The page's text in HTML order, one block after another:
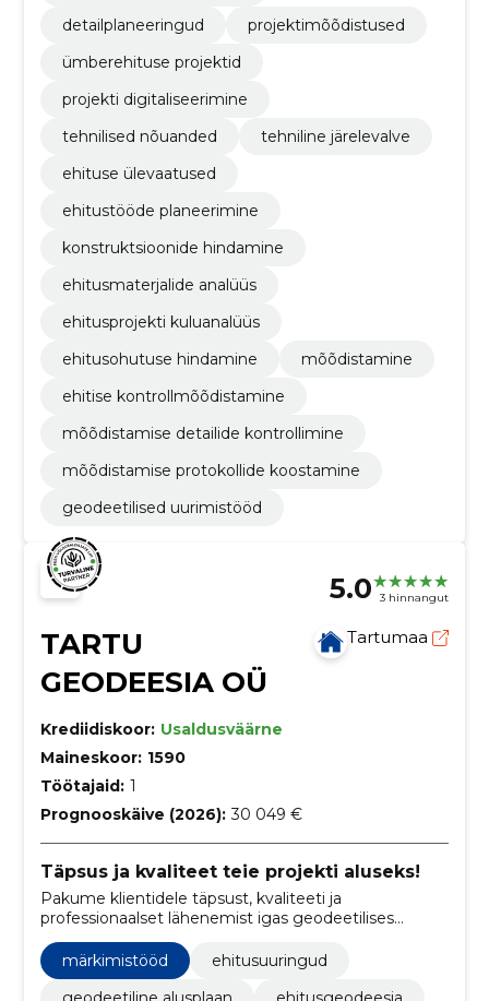
detailplaneeringud
projektimõõdistused
ümberehituse projektid
projekti digitaliseerimine
tehnilised nõuanded
tehniline järelevalve
ehituse ülevaatused
ehitustööde planeerimine
konstruktsioonide hindamine
ehitusmaterjalide analüüs
ehitusprojekti kuluanalüüs
ehitusohutuse hindamine
mõõdistamine
ehitise kontrollmõõdistamine
mõõdistamise detailide kontrollimine
mõõdistamise protokollide koostamine
geodeetilised uurimistööd
5.0 3 hinnangut
TARTU
GEODEESIA OÜ
Tartumaa
Krediidiskoor: Usaldusväärne
Maineskoor: 1590
Töötajaid: 1
Prognooskäive (2026): 30 049 €
Täpsus ja kvaliteet teie projekti aluseks!
Pakume klientidele täpsust, kvaliteeti ja
professionaalset lähenemist igas geodeetilises
projektis Lõuna-Eestis.
märkimistööd
ehitusuuringud